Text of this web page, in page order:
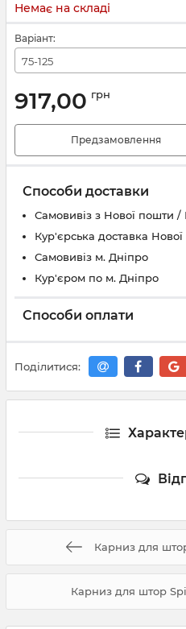
Немає на складі
Варіант:
75-125
917,00 грн
Предзамовлення
Способи доставки
Самовивіз з Нової пошти
Кур'єрська доставка
Самовивіз м. Дніпро
Кур'єром по м. Дніпро
Способи оплати
Поділитися:
Карниз для
Карниз для штор